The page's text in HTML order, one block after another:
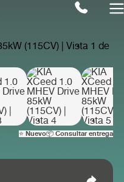
⭐ Nuevo📦 Consultar entrega